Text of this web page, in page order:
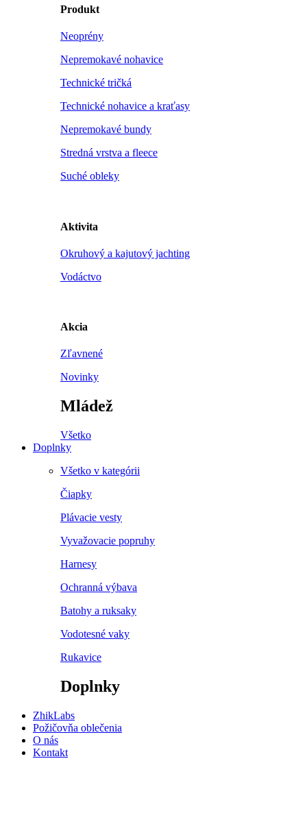
Produkt
Neoprény
Nepremokavé nohavice
Technické tričká
Technické nohavice a kraťasy
Nepremokavé bundy
Stredná vrstva a fleece
Suché obleky
Aktivita
Okruhový a kajutový jachting
Vodáctvo
Akcia
Zľavnené
Novinky
Mládež
Všetko
Doplnky
Všetko v kategórii
Čiapky
Plávacie vesty
Vyvažovacie popruhy
Harnesy
Ochranná výbava
Batohy a ruksaky
Vodotesné vaky
Rukavice
Doplnky
ZhikLabs
Požičovňa oblečenia
O nás
Kontakt